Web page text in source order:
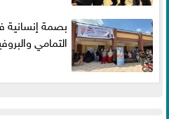
بصمة إنسانية
التمامي